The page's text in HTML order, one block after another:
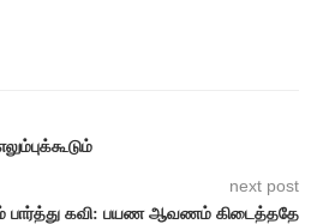
next post
பார்த்து கவி: பயண ஆவணம் கிடைத்ததே